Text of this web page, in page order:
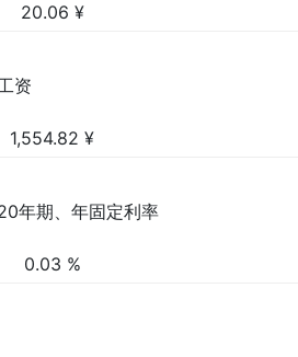
20.06 ¥
资
1,554.82 ¥
年期、年固定利率
0.03 %